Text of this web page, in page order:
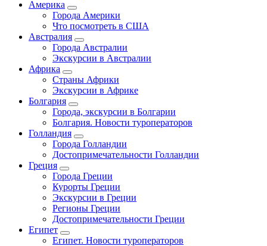
Америка
Города Америки
Что посмотреть в США
Австралия
Города Австралии
Экскурсии в Австралии
Африка
Страны Африки
Экскурсии в Африке
Болгария
Города, экскурсии в Болгарии
Болгария. Новости туроператоров
Голландия
Города Голландии
Достопримечательности Голландии
Греция
Города Греции
Курорты Греции
Экскурсии в Греции
Регионы Греции
Достопримечательности Греции
Египет
Египет. Новости туроператоров